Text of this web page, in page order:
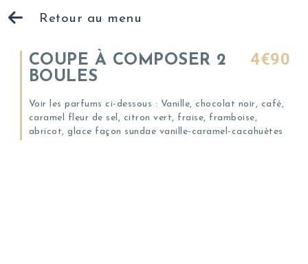
Retour au menu
COUPE À COMPOSER 2
BOULES
4€90
Voir les parfums ci-dessous : Vanille, chocolat noir, café,
caramel fleur de sel, citron vert, fraise, framboise,
abricot, glace façon sundae vanille-caramel-cacahuètes